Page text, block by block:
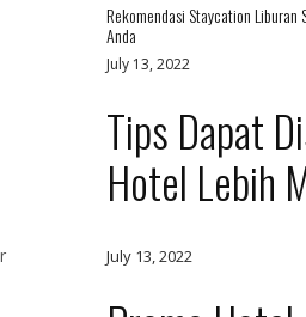
Rekomendasi Staycation Liburan
Anda
July 13, 2022
Tips Dapat
Hotel Lebih
July 13, 2022